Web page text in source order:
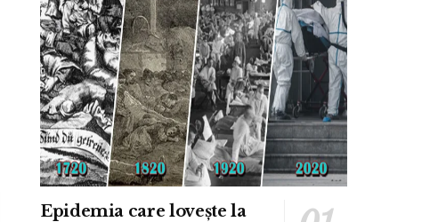
Epidemia care lovește la